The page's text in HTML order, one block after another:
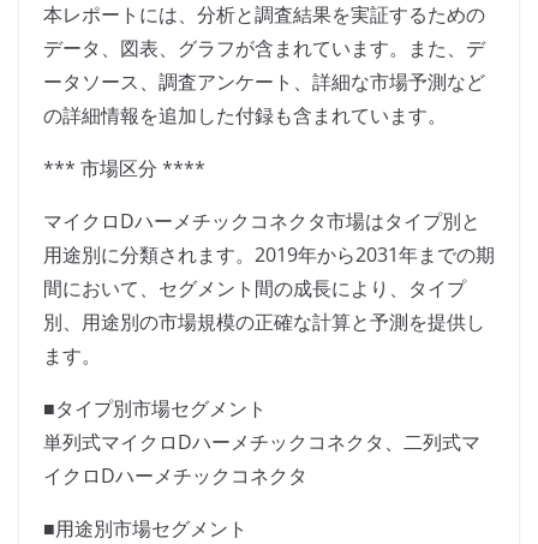
本レポートには、分析と調査結果を実証するための
データ、図表、グラフが含まれています。また、デ
ータソース、調査アンケート、詳細な市場予測など
の詳細情報を追加した付録も含まれています。
*** 市場区分 ****
マイクロDハーメチックコネクタ市場はタイプ別と
用途別に分類されます。2019年から2031年までの期
間において、セグメント間の成長により、タイプ
別、用途別の市場規模の正確な計算と予測を提供し
ます。
■タイプ別市場セグメント
単列式マイクロDハーメチックコネクタ、二列式マ
イクロDハーメチックコネクタ
■用途別市場セグメント